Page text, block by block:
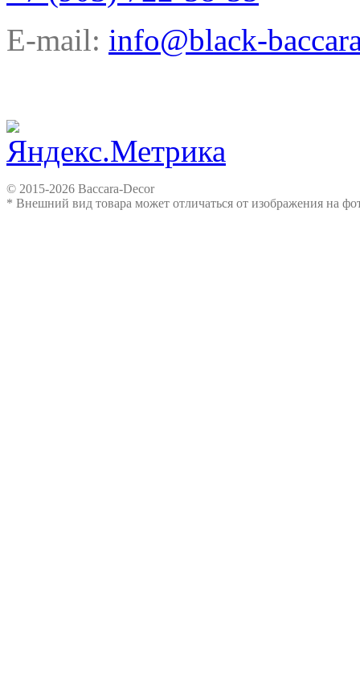
E-mail: info@black-
© 2015-2026 Baccara-Decor
* Внешний вид товара может отличаться от изображения на